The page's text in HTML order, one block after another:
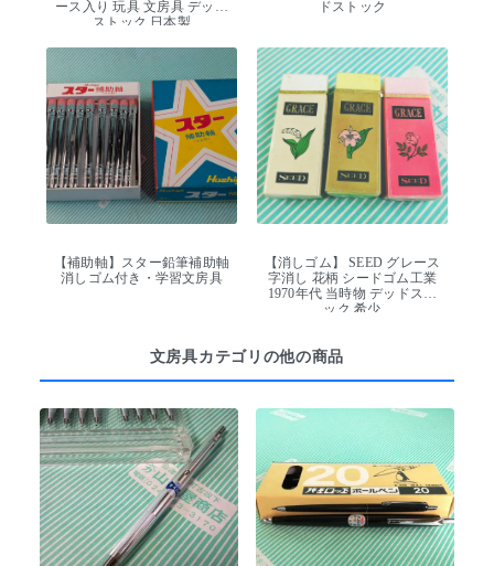
ース入り 玩具 文房具 デッド
ストック 日本製
ドストック
【補助軸】スター鉛筆補助軸
消しゴム付き・学習文房具
【消しゴム】 SEED グレース
字消し 花柄 シードゴム工業
1970年代 当時物 デッドスト
ック 希少
文房具カテゴリの他の商品